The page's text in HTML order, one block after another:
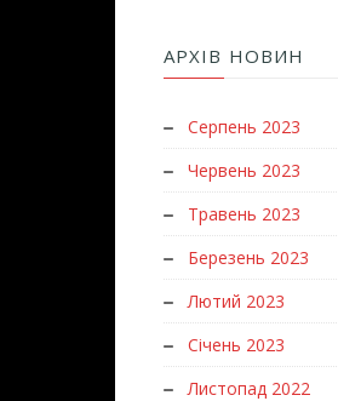
АРХІВ НОВИН
Серпень 2023
Червень 2023
Травень 2023
Березень 2023
Лютий 2023
Січень 2023
Листопад 2022